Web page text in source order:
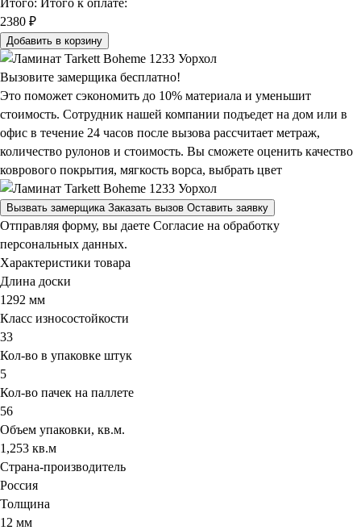
2380 ₽
Добавить в корзину
Вызовите замерщика бесплатно!
Это поможет сэкономить до 10% материала и уменьшит
стоимость. Сотрудник нашей компании подъедет на дом или в
офис в течение 24 часов после вызова рассчитает метраж,
количество рулонов и стоимость. Вы сможете оценить качество
коврового покрытия, мягкость ворса, выбрать цвет
Вызвать замерщика Заказать вызов Оставить заявку
Отправляя форму, вы даете Согласие на обработку
персональных данных.
Характеристики товара
Длина доски
1292 мм
Класс износостойкости
33
Кол-во в упаковке штук
5
Кол-во пачек на паллете
56
Объем упаковки, кв.м.
1,253 кв.м
Страна-производитель
Россия
Толщина
12 мм